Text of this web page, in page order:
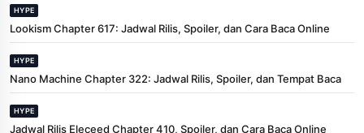
HYPE
Lookism Chapter 617: Jadwal Rilis, Spoiler, dan Cara Baca Online
HYPE
Nano Machine Chapter 322: Jadwal Rilis, Spoiler, dan Tempat Baca
HYPE
Jadwal Rilis Eleceed Chapter 410, Spoiler, dan Cara Baca Online